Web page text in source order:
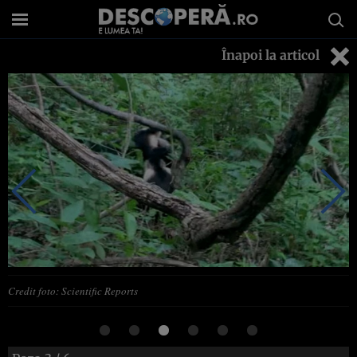
Înapoi la articol
Credit foto: Scientific Reports